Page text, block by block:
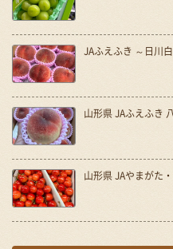
JAふえふき ～日川
山形県 JAふえふき
山形県 JAやまがた